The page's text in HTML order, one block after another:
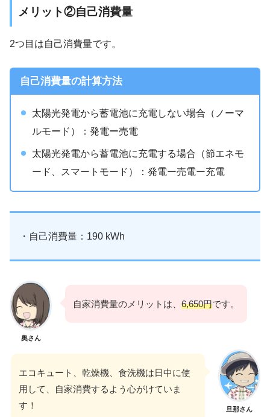
メリット②自己消費量
2つ目は自己消費量です。
自己消費量の計算方法
太陽光発電から蓄電池に充電しない場合（ノーマ
ルモード）：発電ー売電
太陽光発電から蓄電池に充電する場合（節エネモ
ード、スマートモード）：発電ー売電ー充電
・自己消費量：190 kWh
奥さん
自家消費量のメリットは、 6,650円です。
旦那さん
エコキュート、乾燥機、食洗機は日中に使
用して、自家消費するよう心がけていま
す！